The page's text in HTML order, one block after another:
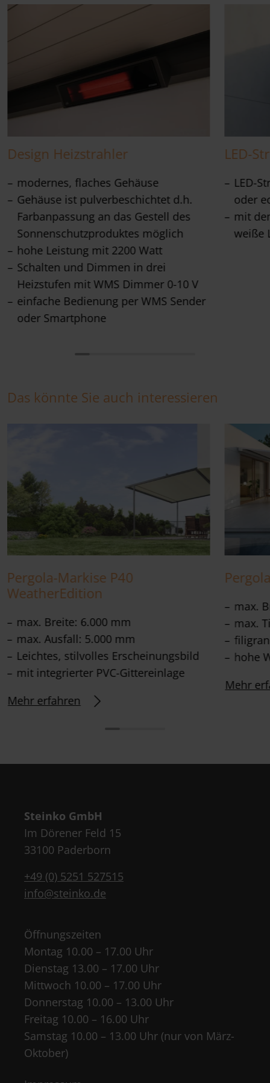
Design Heizstrahler
modernes, flaches Gehäuse
Gehäuse ist pulverbeschichtet d.h.
Farbanpassung an das Gestell des
Sonnenschutzproduktes möglich
hohe Leistung mit 2200 Watt
Schalten und Dimmen in drei
Heizstufen mit WMS Dimmer 0-10 V
einfache Bedienung per WMS Sender
oder Smartphone
LED-
LED-
oder
mit
weiße
Das könnte Sie auch interessieren
Pergola-Markise P40
WeatherEdition
max. Breite: 6.000 mm
max. Ausfall: 5.000 mm
Leichtes, stilvolles Erscheinungsbild
mit integrierter PVC-Gittereinlage
Mehr erfahren
max.
max.
hohe
Mehr
Steinko GmbH
Im Dörener Feld 15
33100 Paderborn
+49 (0) 5251 527515
info@steinko.de
Öffnungszeiten
Montag 10.00 – 17.00 Uhr
Dienstag 13.00 – 17.00 Uhr
Mittwoch 10.00 – 17.00 Uhr
Donnerstag 10.00 – 13.00 Uhr
Freitag 10.00 – 16.00 Uhr
Samstag 10.00 – 13.00 Uhr (nur von März-
Oktober)